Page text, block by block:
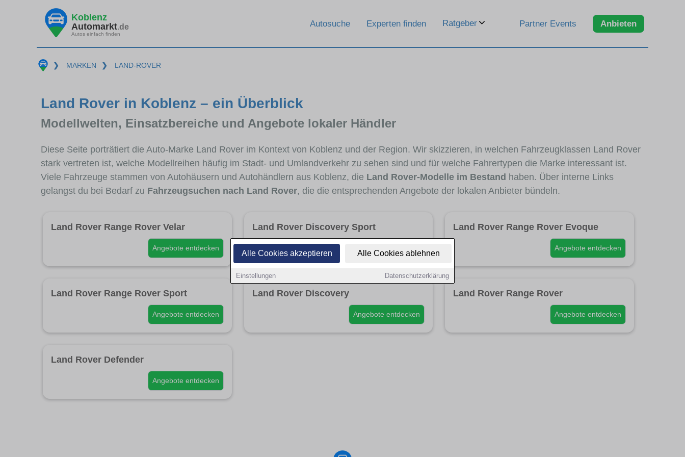
Alle Cookies akzeptieren Alle Cookies ablehnen
Einstellungen Datenschutzerklärung
Koblenz
Automarkt.de
Autos einfach finden
Autosuche Experten finden Ratgeber Partner Events Anbieten
❯ MARKEN ❯ LAND-ROVER
Land Rover in Koblenz – ein Überblick
Modellwelten, Einsatzbereiche und Angebote lokaler Händler
Diese Seite porträtiert die Auto-Marke Land Rover im Kontext von Koblenz und der Region. Wir skizzieren, in welchen Fahrzeugklassen Land Rover
stark vertreten ist, welche Modellreihen häufig im Stadt- und Umlandverkehr zu sehen sind und für welche Fahrertypen die Marke interessant ist.
Viele Fahrzeuge stammen von Autohäusern und Autohändlern aus Koblenz, die Land Rover-Modelle im Bestand haben. Über interne Links
gelangst du bei Bedarf zu Fahrzeugsuchen nach Land Rover, die die entsprechenden Angebote der lokalen Anbieter bündeln.
Land Rover Range Rover Velar
Angebote entdecken
Land Rover Discovery Sport Land Rover Range Rover Evoque
Angebote entdecken
Land Rover Range Rover Sport
Angebote entdecken
Land Rover Discovery
Angebote entdecken
Land Rover Range Rover
Angebote entdecken
Land Rover Defender
Angebote entdecken